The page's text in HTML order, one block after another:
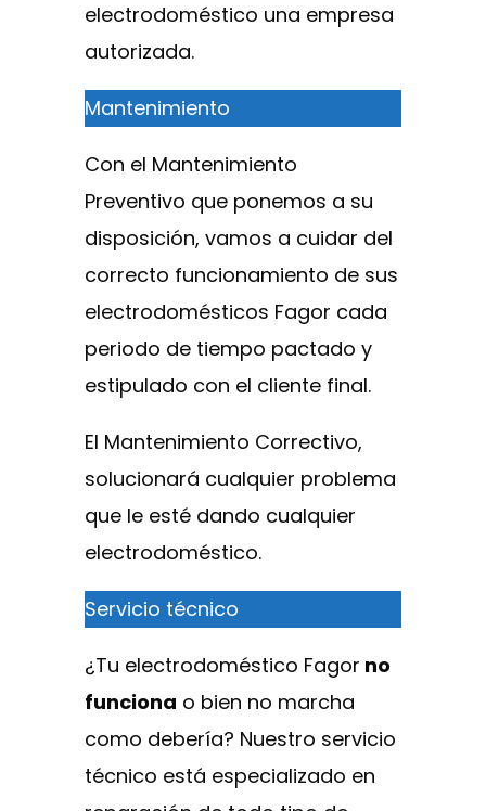
electrodoméstico una empresa
autorizada.
Mantenimiento
Con el Mantenimiento
Preventivo que ponemos a su
disposición, vamos a cuidar del
correcto funcionamiento de sus
electrodomésticos Fagor cada
periodo de tiempo pactado y
estipulado con el cliente final.
El Mantenimiento Correctivo,
solucionará cualquier problema
que le esté dando cualquier
electrodoméstico.
Servicio técnico
¿Tu electrodoméstico Fagor no
funciona o bien no marcha
como debería? Nuestro servicio
técnico está especializado en